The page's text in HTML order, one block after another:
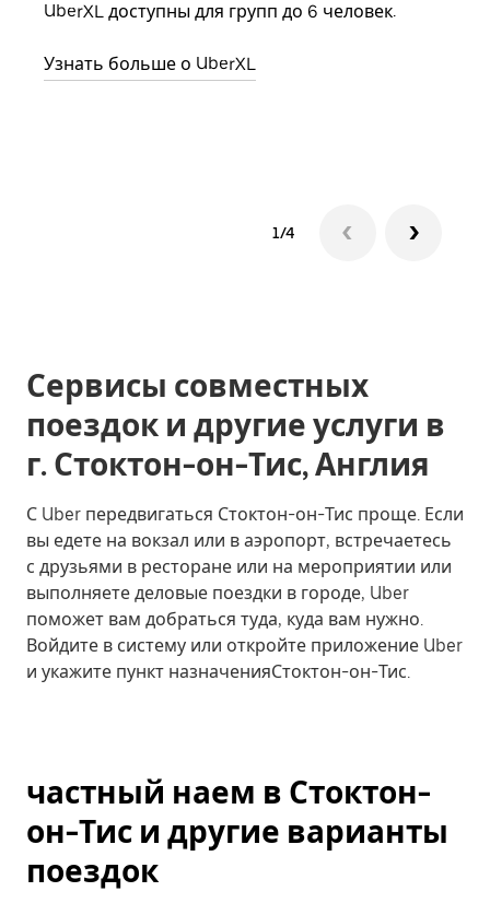
UberXL доступны для групп до 6 человек.
Узнать больше о UberXL
1/4
Сервисы совместных
поездок и другие услуги в
г. Стоктон-он-Тис, Англия
С Uber передвигаться Стоктон-он-Тис проще. Если
вы едете на вокзал или в аэропорт, встречаетесь
с друзьями в ресторане или на мероприятии или
выполняете деловые поездки в городе, Uber
поможет вам добраться туда, куда вам нужно.
Войдите в систему или откройте приложение Uber
и укажите пункт назначенияСтоктон-он-Тис.
частный наем в Стоктон-
он-Тис и другие варианты
поездок